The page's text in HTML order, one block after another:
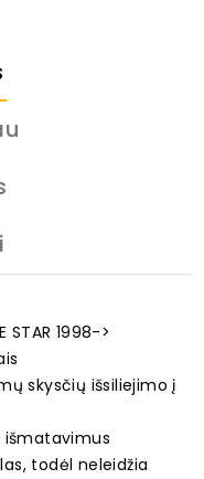
STAR 1998->
skysčių išsiliejimo į
išmatavimus
todėl neleidžia